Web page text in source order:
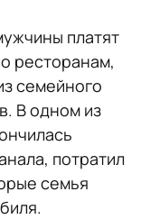
платят
ресторанам,
семейного
В одном из
потратил
семья